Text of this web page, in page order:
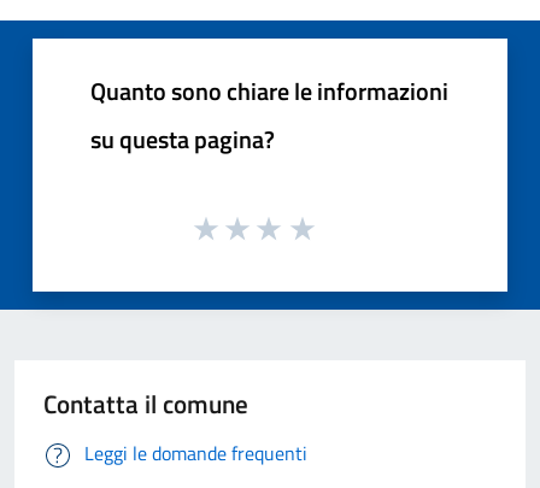
Quanto sono chiare le informazioni
su questa pagina?
Contatta il comune
Leggi le domande frequenti